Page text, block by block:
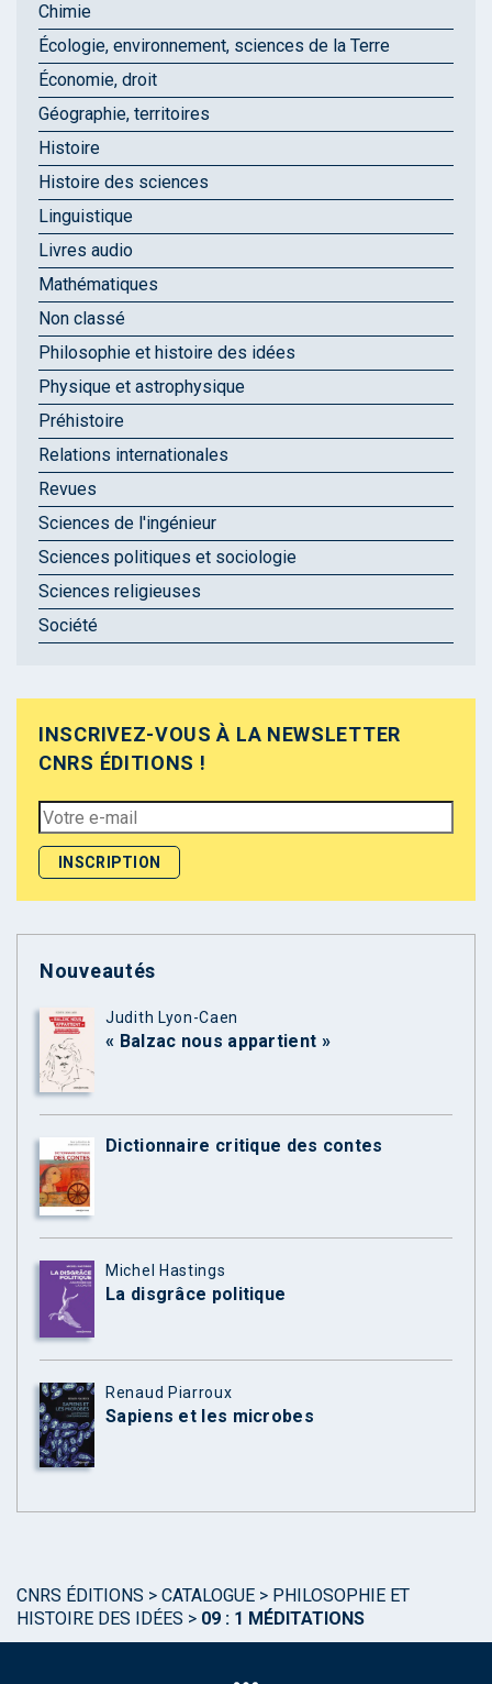
Chimie
Écologie, environnement, sciences de la Terre
Économie, droit
Géographie, territoires
Histoire
Histoire des sciences
Linguistique
Livres audio
Mathématiques
Non classé
Philosophie et histoire des idées
Physique et astrophysique
Préhistoire
Relations internationales
Revues
Sciences de l'ingénieur
Sciences politiques et sociologie
Sciences religieuses
Société
INSCRIVEZ-VOUS À LA NEWSLETTER
CNRS ÉDITIONS !
Nouveautés
Judith Lyon-Caen
« Balzac nous appartient »
Dictionnaire critique des contes
Michel Hastings
La disgrâce politique
Renaud Piarroux
Sapiens et les microbes
CNRS ÉDITIONS > CATALOGUE > PHILOSOPHIE ET
HISTOIRE DES IDÉES > 09 : 1 MÉDITATIONS